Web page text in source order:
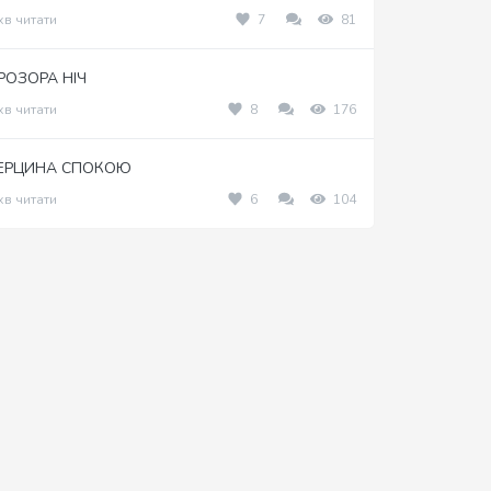
читати 7 81
НІЧ
читати 8 176
СПОКОЮ
читати 6 104